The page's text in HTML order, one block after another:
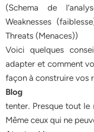
(Schema de
Weaknesses
Threats (Menaces))
Voici quelques
adapter et comment
façon à construire vos
Blog
tenter. Presque tout le
Même ceux qui ne